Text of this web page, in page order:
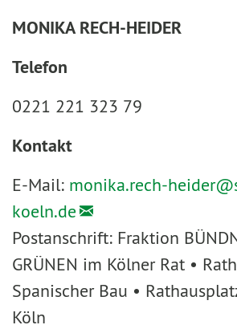
MONIKA RECH-HEIDER
Telefon
0221 221 323 79
Kontakt
E-Mail: monika.rech-heider@
koeln.de
Postanschrift: Fraktion
GRÜNEN im Kölner Rat •
Spanischer Bau •
Köln